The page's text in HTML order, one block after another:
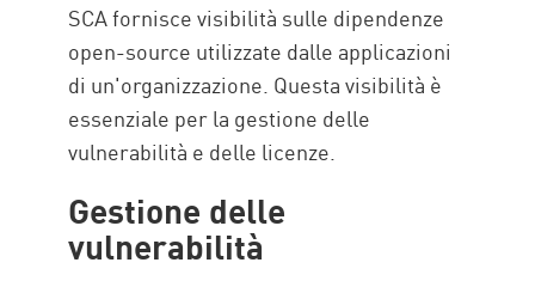
SCA fornisce visibilità sulle dipendenze
open-source utilizzate dalle applicazioni
di un'organizzazione. Questa visibilità è
essenziale per la gestione delle
vulnerabilità e delle licenze.
Gestione delle
vulnerabilità